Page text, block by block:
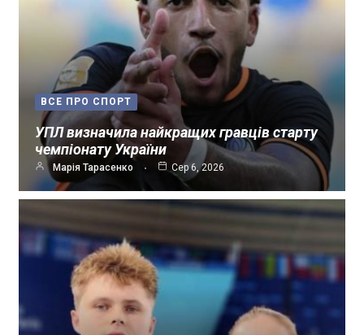
ВСЕ ПРО СПОРТ
УПЛ визначила найкращих гравців старту
чемпіонату України
Марія Тарасенко Сер 6, 2026